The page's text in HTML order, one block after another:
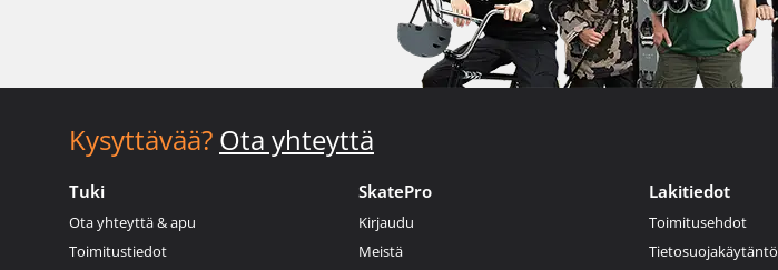
Kysyttävää? Ota yhteyttä
Tuki
Ota yhteyttä & apu
Toimitustiedot
SkatePro
Kirjaudu
Meistä
Lakitiedot
Toimitusehdot
Tietosuojakäytäntö